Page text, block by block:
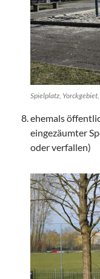
Spielplatz,
ehemals
eingezäumter
oder verfallen)